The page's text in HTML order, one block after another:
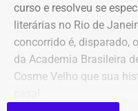
Com informações do
curso e resolveu se
literárias no Rio de
concorrido é, disparado,
da Academia Brasileira
Cosme Velho que sua